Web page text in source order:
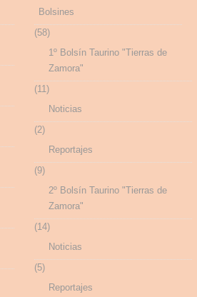
Bolsines
(58)
1º Bolsín Taurino "Tierras de
Zamora"
(11)
Noticias
(2)
Reportajes
(9)
2º Bolsín Taurino "Tierras de
Zamora"
(14)
Noticias
(5)
Reportajes